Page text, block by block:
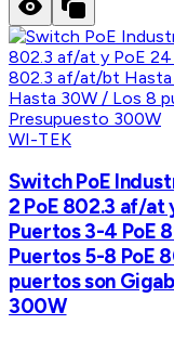
WI-TEK
Switch PoE
2 PoE 802.3 af/at
Puertos 3-4 PoE
Puertos 5-8 PoE
puertos son
300W